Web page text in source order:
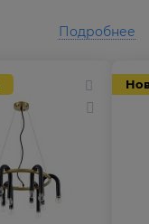
Подробнее